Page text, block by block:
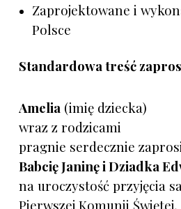
Zaprojektowane i
Polsce
Standardowa treść
Amelia (imię dziecka)
wraz z rodzicami
pragnie serdecznie
Babcię Janinę i Dziadka
na uroczystość przyjęcia
Pierwszej Komunii Świętej,